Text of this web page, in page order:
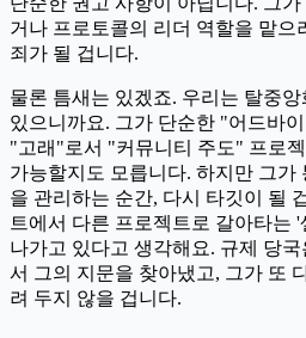
거나 프로토콜의 리더 역할을 맡으
죄가 될 겁니다.
물론 틈새는 있겠죠. 우리는 탈중
있으니까요. 그가 단순한 "어드바
"고래"로서 "커뮤니티 주도" 프로
가능할지도 모릅니다. 하지만 그가
을 관리하는 순간, 다시 타깃이 될
트에서 다른 프로젝트로 갈아타는
나가고 있다고 생각해요. 규제 당
서 그의 지문을 찾아냈고, 그가 또
려 두지 않을 겁니다.